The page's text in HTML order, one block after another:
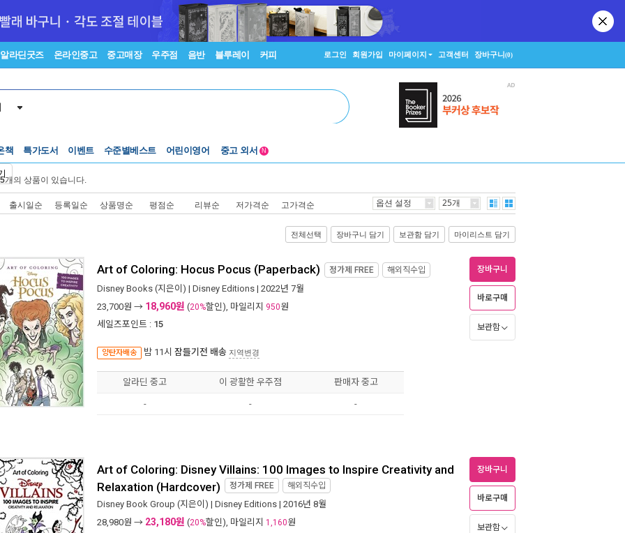
알라딘굿즈 온라인중고 중고매장 우주점 음반 블루레이 커피 로그인 회원가입 마이페이지 고객센터 장바구니(0)
책 특가도서 이벤트
수준별베스트
어린이영어
중고 외서
N
개의 상품이 있습니다.
출시일순 등록일순 상품명순 평점순 리뷰순 저가격순 고가격순 옵션 설정 25개
전체선택 장바구니 담기 보관함 담기 마이리스트 담기
Art of Coloring: Hocus Pocus (Paperback) 정가제 FREE 해외직수입
Disney Books (지은이) | Disney Editions | 2022년 7월
23,700원 → 18,960원 (20%할인), 마일리지 950원
세일즈포인트 : 15
양탄자배송 밤 11시 잠들기전 배송 지역변경
장바구니
바로구매
보관함
알라딘 중고 이 광활한 우주점 판매자 중고
- - -
Art of Coloring: Disney Villains: 100 Images to Inspire Creativity and
Relaxation (Hardcover) 정가제 FREE 해외직수입
Disney Book Group (지은이) | Disney Editions | 2016년 8월
28,980원 → 23,180원 (20%할인), 마일리지 1,160원
장바구니
바로구매
보관함